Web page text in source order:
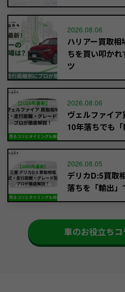
2026.08.06
ハリアー買取相
ちを買い叩か
ツ
2026.08.06
ヴェルファイア
10年落ちでも
2026.08.05
デリカD:5買取
落ちを「輸出」
車のお役立ちコ